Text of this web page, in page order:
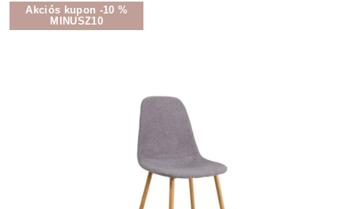
Akciós kupon -10 %
MINUSZ10